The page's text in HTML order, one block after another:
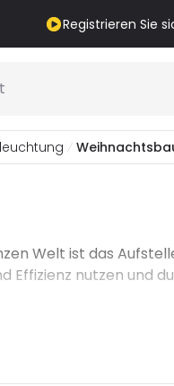
Registrieren Sie
Welt ist das
nutzen und